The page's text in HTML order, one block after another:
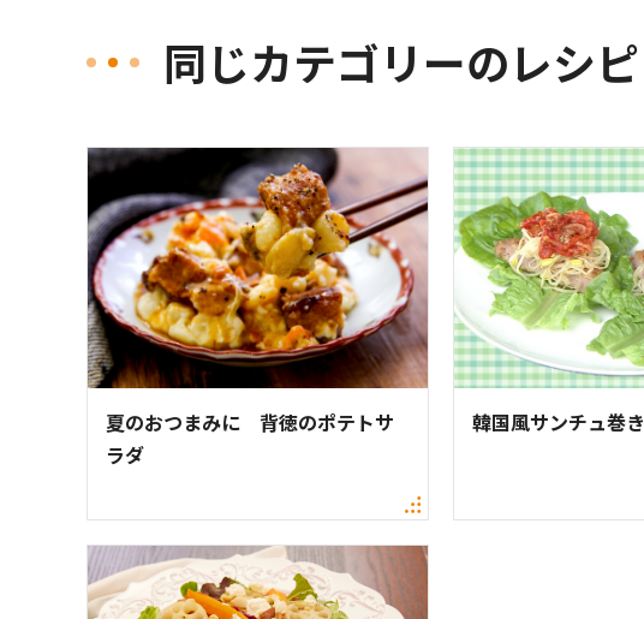
同じカテゴリーのレシピ
夏のおつまみに 背徳のポテトサ
ラダ
韓国風サンチュ巻き